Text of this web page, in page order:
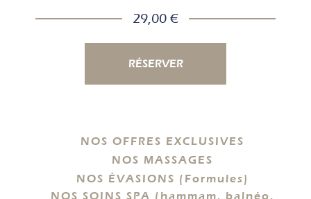
RÉSERVER
29,00 €
NOS OFFRES EXCLUSIVES
NOS MASSAGES
NOS ÉVASIONS (Formules)
NOS SOINS SPA (hammam, balnéo,